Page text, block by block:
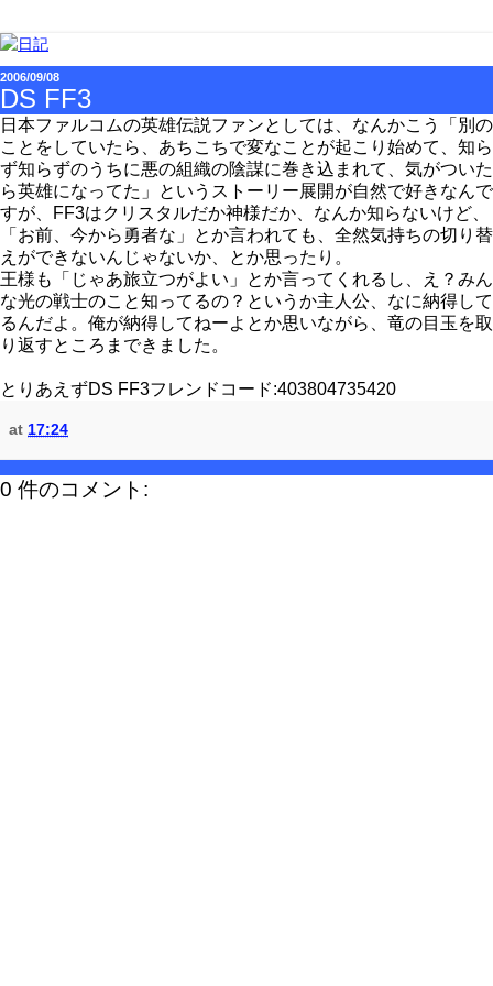
2006/09/08
DS FF3
日本ファルコムの英雄伝説ファンとしては、なんかこう「別の
ことをしていたら、あちこちで変なことが起こり始めて、知ら
ず知らずのうちに悪の組織の陰謀に巻き込まれて、気がついた
ら英雄になってた」というストーリー展開が自然で好きなんで
すが、FF3はクリスタルだか神様だか、なんか知らないけど、
「お前、今から勇者な」とか言われても、全然気持ちの切り替
えができないんじゃないか、とか思ったり。
王様も「じゃあ旅立つがよい」とか言ってくれるし、え？みん
な光の戦士のこと知ってるの？というか主人公、なに納得して
るんだよ。俺が納得してねーよとか思いながら、竜の目玉を取
り返すところまできました。
とりあえずDS FF3フレンドコード:403804735420
at 17:24
0 件のコメント: